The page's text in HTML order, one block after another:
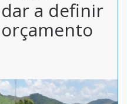
a definir